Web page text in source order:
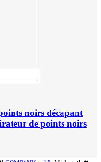
noirs décapant
de points noirs